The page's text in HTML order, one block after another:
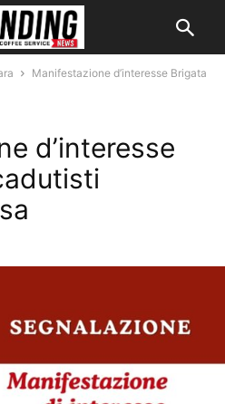
Manifestazione d’interesse Brigata
d’interesse